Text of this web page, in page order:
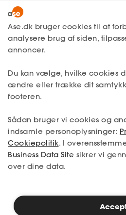
MitAse
Ase Selvstændig
Dokumenter.dk
Lønmodtager
Selvstændig
Etableret
Produkter
Få svar
Fordele
Studerende
Selvstændig Få svar
Kontrakter og aftaler
Krav på
byggebranchen
Dagbod aftales ofte
parter som et alternativ til
entreprenøren forsinkes i
byggeriets gældende
desværre tilfældet, at
underentreprenøren) ikke
dagbodskravet i tide. I
Ase.dk bruger cookies til at
analysere brug af siden,
annoncer.
Du kan vælge, hvilke cookies
ændre eller trække dit
footeren.
Sådan bruger vi cookies og
indsamle personoplysninger:
Cookiepolitik. I
Business Data Site sikrer vi
over dine data.